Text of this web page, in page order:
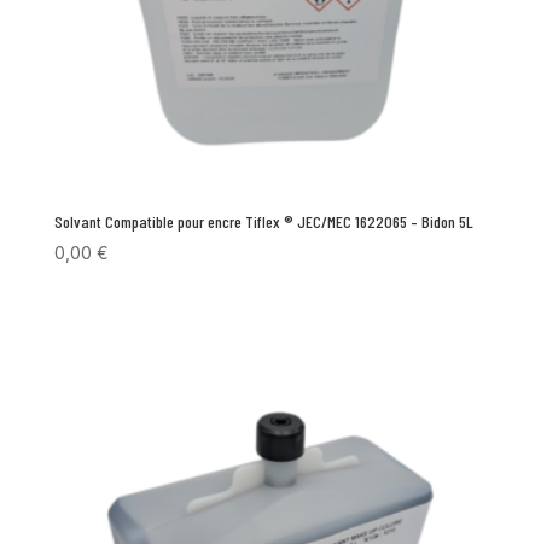
Solvant Compatible pour encre Tiflex ® JEC/MEC 1622065 – Bidon 5L
0,00 €